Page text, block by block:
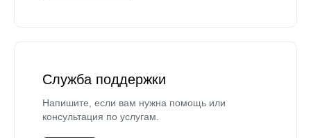
Служба поддержки
Напишите, если вам нужна помощь или
консультация по услугам.